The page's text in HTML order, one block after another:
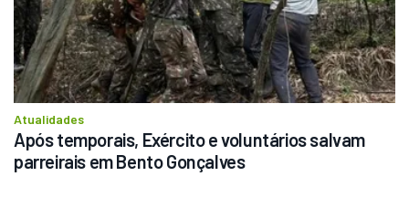
Atualidades
Após temporais, Exército e voluntários salvam
parreirais em Bento Gonçalves